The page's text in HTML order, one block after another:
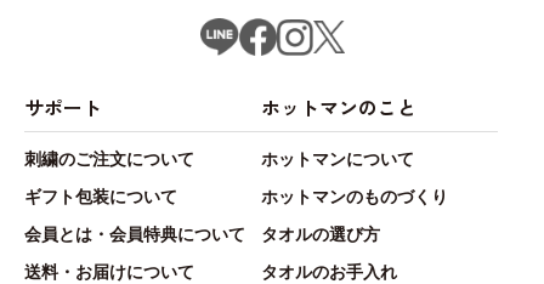
サポート
刺繍のご注文について
ギフト包装について
会員とは・会員特典について
送料・お届けについて
ホットマンのこと
ホットマンについて
ホットマンのものづくり
タオルの選び方
タオルのお手入れ